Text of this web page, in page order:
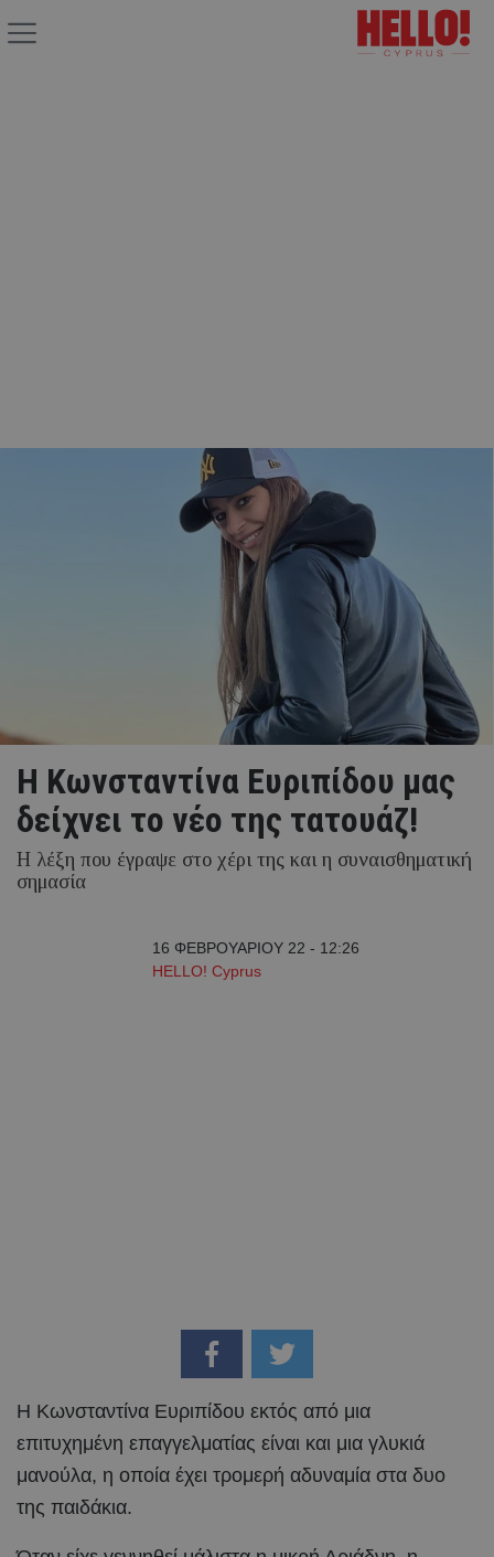
Η Κωνσταντίνα Ευριπίδου μας
δείχνει το νέο της τατουάζ!
Η λέξη που έγραψε στο χέρι της και η συναισθηματική
σημασία
16 ΦΕΒΡΟΥΑΡΙΟΥ 22 - 12:26
HELLO! Cyprus
Η Κωνσταντίνα Ευριπίδου εκτός από μια
επιτυχημένη επαγγελματίας είναι και μια γλυκιά
μανούλα, η οποία έχει τρομερή αδυναμία στα δυο
της παιδάκια.